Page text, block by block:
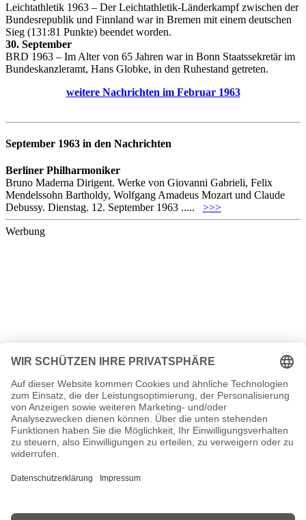
Leichtathletik 1963 – Der Leichtathletik-Länderkampf zwischen der
Bundesrepublik und Finnland war in Bremen mit einem deutschen
Sieg (131:81 Punkte) beendet worden.
30. September
BRD 1963 – Im Alter von 65 Jahren war in Bonn Staatssekretär im
Bundeskanzleramt, Hans Globke, in den Ruhestand getreten.
weitere Nachrichten im Februar 1963
September 1963 in den Nachrichten
Berliner Philharmoniker
Bruno Maderna Dirigent. Werke von Giovanni Gabrieli, Felix
Mendelssohn Bartholdy, Wolfgang Amadeus Mozart und Claude
Debussy. Dienstag. 12. September 1963 ..... >>>
Werbung